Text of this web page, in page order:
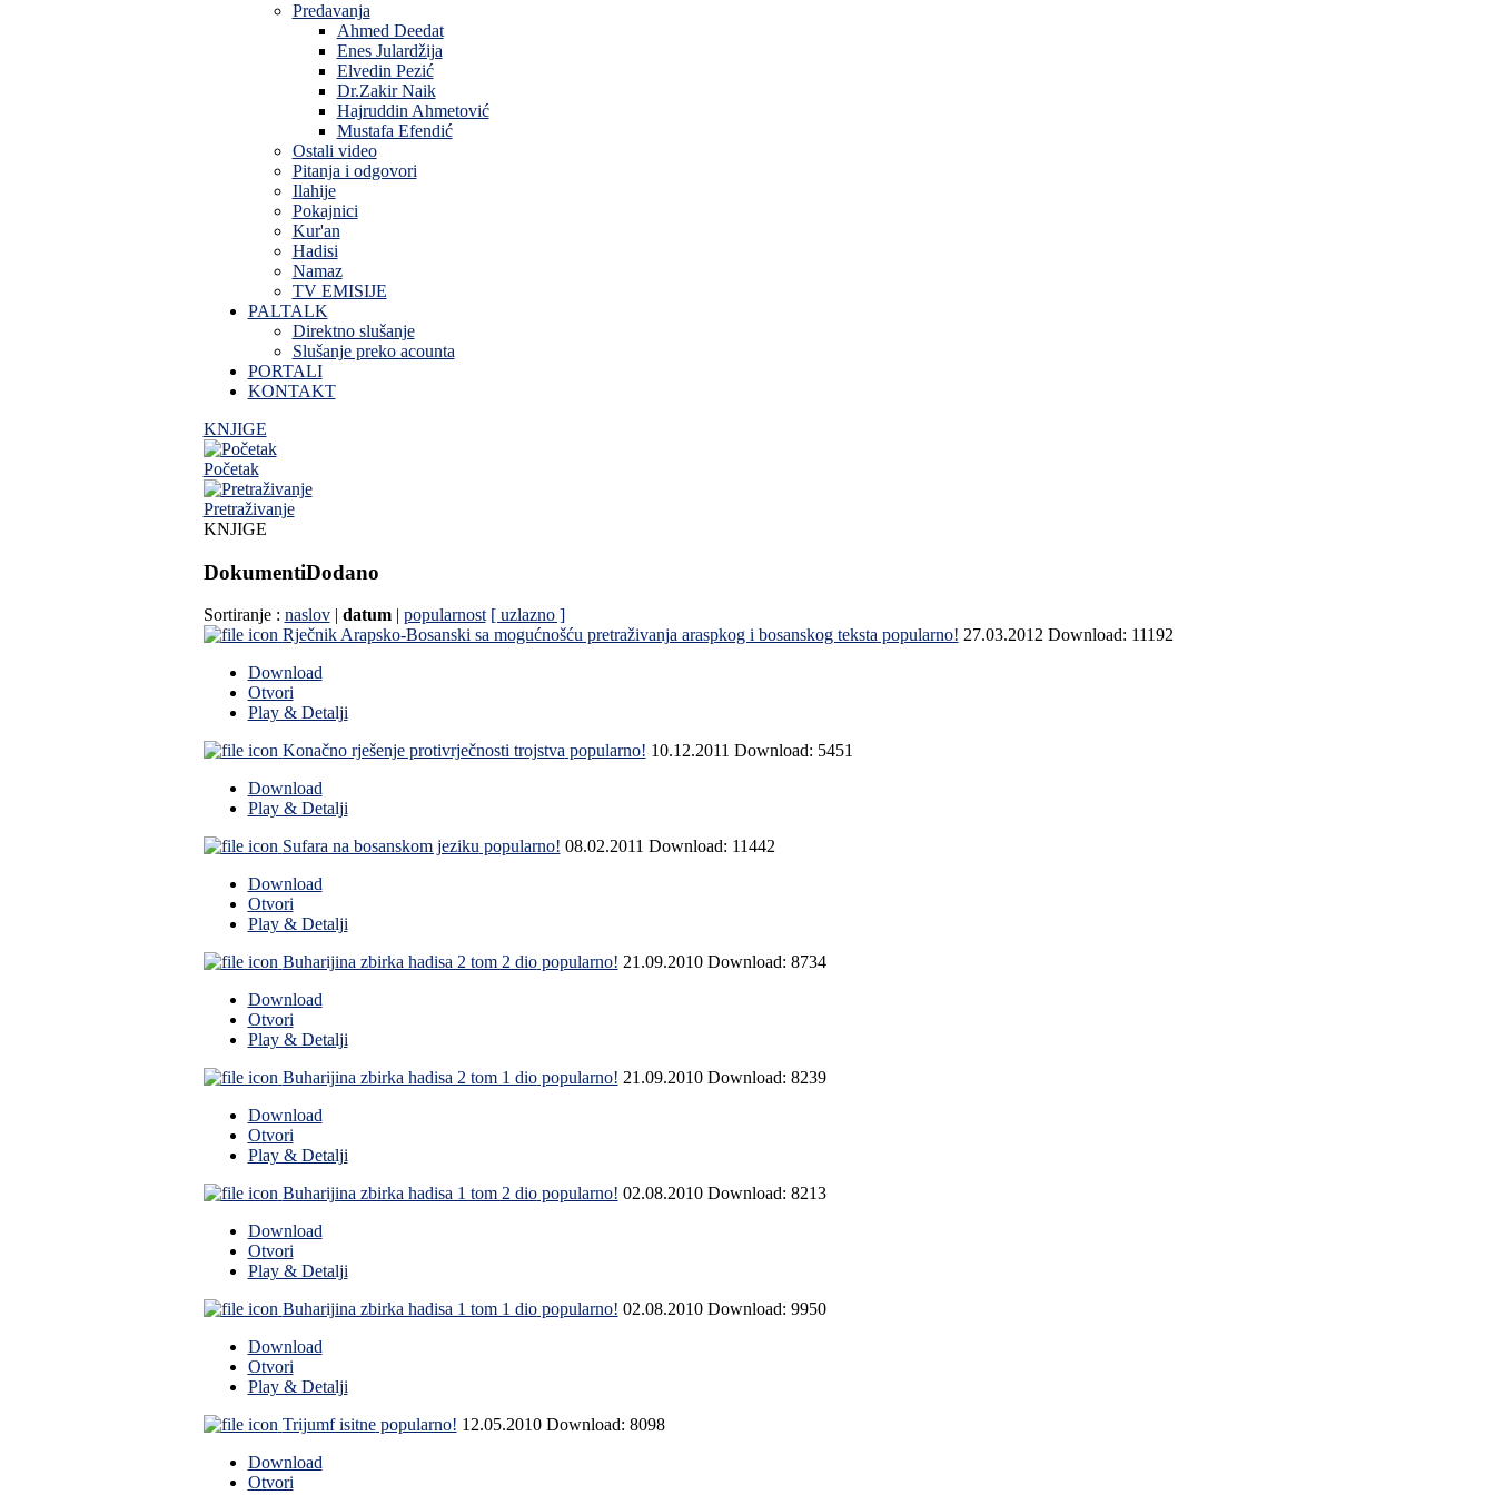
Predavanja
Ahmed Deedat
Enes Julardžija
Elvedin Pezić
Dr.Zakir Naik
Hajruddin Ahmetović
Mustafa Efendić
Ostali video
Pitanja i odgovori
Ilahije
Pokajnici
Kur'an
Hadisi
Namaz
TV EMISIJE
PALTALK
Direktno slušanje
Slušanje preko acounta
PORTALI
KONTAKT
KNJIGE
Početak
Pretraživanje
KNJIGE
DokumentiDodano
Sortiranje : naslov| datum | popularnost [ uzlazno ]
Rječnik Arapsko-Bosanski sa mogućnošću pretraživanja araspkog i bosanskog tekstapopularno! 27.03.2012 Download: 11192
Download
Otvori
Play & Detalji
Konačno rješenje protivrječnosti trojstvapopularno! 10.12.2011 Download: 5451
Download
Play & Detalji
Sufara na bosanskom jezikupopularno! 08.02.2011 Download: 11442
Download
Otvori
Play & Detalji
Buharijina zbirka hadisa 2 tom 2 diopopularno! 21.09.2010 Download: 8734
Download
Otvori
Play & Detalji
Buharijina zbirka hadisa 2 tom 1 diopopularno! 21.09.2010 Download: 8239
Download
Otvori
Play & Detalji
Buharijina zbirka hadisa 1 tom 2 diopopularno! 02.08.2010 Download: 8213
Download
Otvori
Play & Detalji
Buharijina zbirka hadisa 1 tom 1 diopopularno! 02.08.2010 Download: 9950
Download
Otvori
Play & Detalji
Trijumf isitnepopularno! 12.05.2010 Download: 8098
Download
Otvori